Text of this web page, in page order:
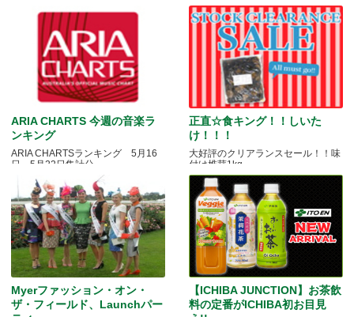
ARIA CHARTS 今週の音楽ラ
ンキング
ARIA CHARTSランキング 5月16
日～5月22日集計分
正直☆食キング！！しいた
け！！！
大好評のクリアランスセール！！味
付け椎茸1kg
Myerファッション・オン・
ザ・フィールド、Launchパー
【ICHIBA JUNCTION】お茶飲
料の定番がICHIBA初お目見